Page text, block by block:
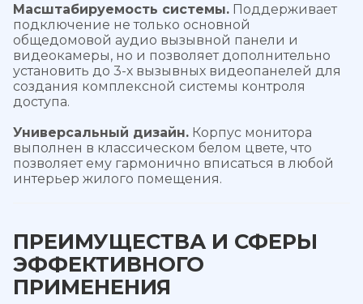
Масштабируемость системы. Поддерживает
подключение не только основной
общедомовой аудио вызывной панели и
видеокамеры, но и позволяет дополнительно
установить до 3-х вызывных видеопанелей для
создания комплексной системы контроля
доступа.
Универсальный дизайн. Корпус монитора
выполнен в классическом белом цвете, что
позволяет ему гармонично вписаться в любой
интерьер жилого помещения.
ПРЕИМУЩЕСТВА И СФЕРЫ
ЭФФЕКТИВНОГО
ПРИМЕНЕНИЯ